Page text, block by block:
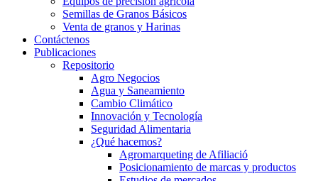
Semillas de Granos Básicos
Venta de granos y Harinas
Contáctenos
Publicaciones
Repositorio
Agro Negocios
Agua y Saneamiento
Cambio Climático
Innovación y Tecnología
Seguridad Alimentaria
¿Qué hacemos?
Agromarqueting de Afiliació
Posicionamiento de marcas y productos